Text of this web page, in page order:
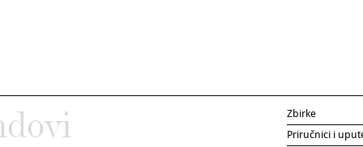
Zbirke
Priručnici i